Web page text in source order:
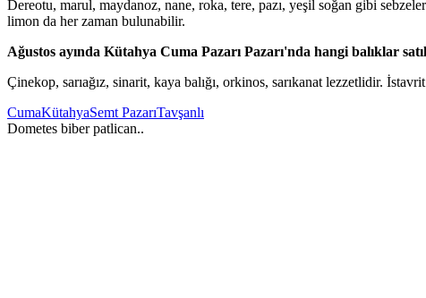
Dereotu, marul, maydanoz, nane, roka, tere, pazı, yeşil soğan gibi
limon da her zaman bulunabilir.
Ağustos ayında Kütahya Cuma Pazarı Pazarı'nda hangi balıklar
Çinekop, sarıağız, sinarit, kaya balığı, orkinos, sarıkanat lezzetlidir.
CumaKütahyaSemt PazarıTavşanlı
Dometes biber patlican..